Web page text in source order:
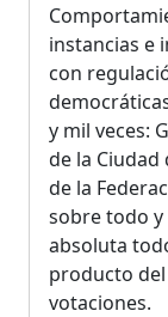
instancias e
con
y mil veces:
de la Ciudad
de la
sobre todo
absoluta
producto
votaciones.